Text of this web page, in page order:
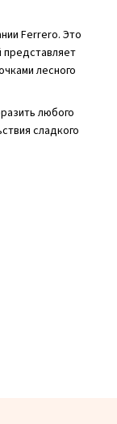
Ferrero. Это
лесного
любого
сладкого